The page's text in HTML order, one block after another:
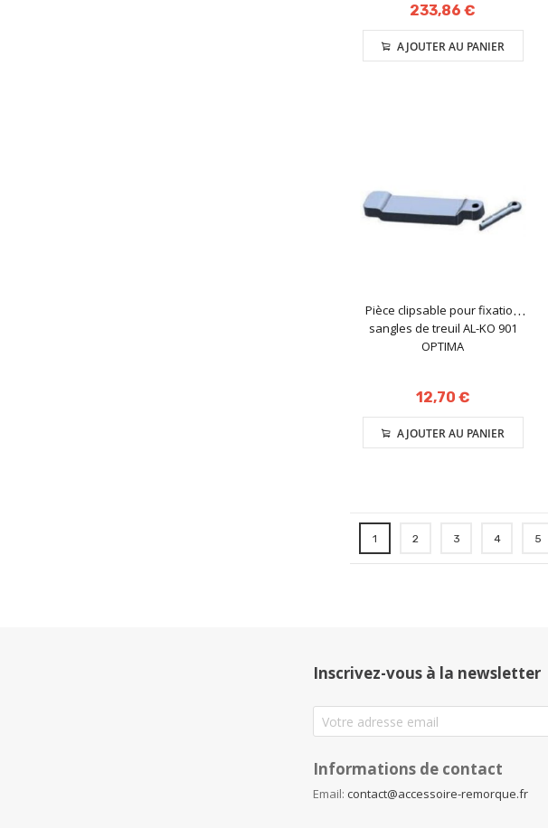
233,86 €
AJOUTER AU PANIER
Pièce clipsable pour fixation
sangles de treuil AL-KO 901
OPTIMA
12,70 €
AJOUTER AU PANIER
Page
1 2 3 4 5
Inscrivez-vous à la newsletter
Informations de contact
Email: contact@accessoire-remorque.fr